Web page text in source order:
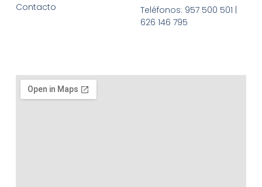
Contacto
Teléfonos: 957 500 501 |
626 146 795